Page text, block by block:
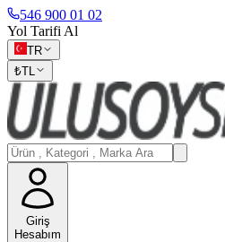
546 900 01 02
Yol Tarifi Al
TR
₺TL
Giriş
Hesabım